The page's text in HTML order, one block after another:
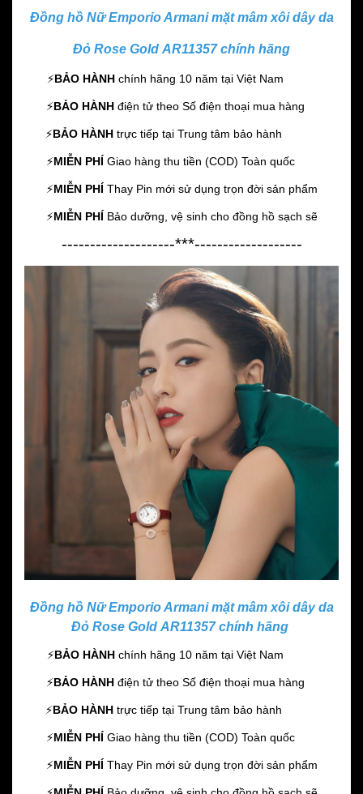
Đồng hồ Nữ Emporio Armani mặt mâm xôi dây da
Đỏ Rose Gold AR11357 chính hãng
⚡️BẢO HÀNH chính hãng 10 năm tại Việt Nam
⚡️BẢO HÀNH điện tử theo Số điện thoại mua hàng
⚡️BẢO HÀNH trực tiếp tại Trung tâm bảo hành
⚡️MIỄN PHÍ Giao hàng thu tiền (COD) Toàn quốc
⚡️MIỄN PHÍ Thay Pin mới sử dụng trọn đời sản phẩm
⚡️MIỄN PHÍ Bảo dưỡng, vệ sinh cho đồng hồ sạch sẽ
--------------------***-------------------
Đồng hồ Nữ Emporio Armani mặt mâm xôi dây da
Đỏ Rose Gold AR11357 chính hãng
⚡️BẢO HÀNH chính hãng 10 năm tại Việt Nam
⚡️BẢO HÀNH điện tử theo Số điện thoại mua hàng
⚡️BẢO HÀNH trực tiếp tại Trung tâm bảo hành
⚡️MIỄN PHÍ Giao hàng thu tiền (COD) Toàn quốc
⚡️MIỄN PHÍ Thay Pin mới sử dụng trọn đời sản phẩm